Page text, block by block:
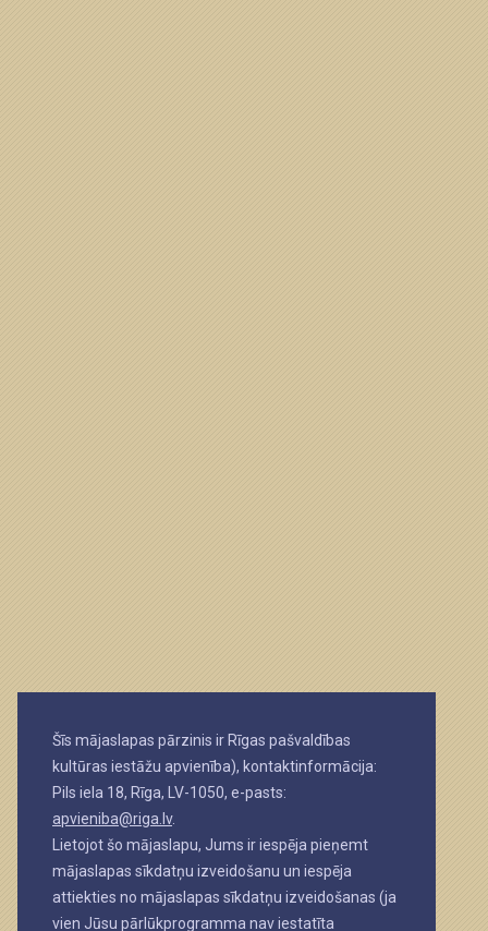
Šīs mājaslapas pārzinis ir Rīgas pašvaldības
kultūras iestāžu apvienība), kontaktinformācija:
Pils iela 18, Rīga, LV-1050, e-pasts:
apvieniba@riga.lv.
Lietojot šo mājaslapu, Jums ir iespēja pieņemt
mājaslapas sīkdatņu izveidošanu un iespēja
attiekties no mājaslapas sīkdatņu izveidošanas (ja
vien Jūsu pārlūkprogramma nav iestatīta